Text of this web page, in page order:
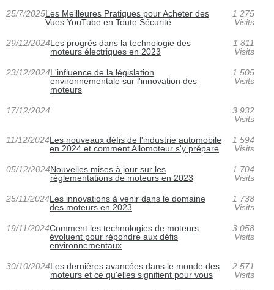
25/7/2025Les Meilleures Pratiques pour Acheter des
Vues YouTube en Toute Sécurité
1 275
Visits
29/12/2024Les progrès dans la technologie des
moteurs électriques en 2023
1 811
Visits
23/12/2024L'influence de la législation
environnementale sur l'innovation des
moteurs
1 505
Visits
17/12/2024
3 932
Visits
11/12/2024Les nouveaux défis de l'industrie automobile
en 2024 et comment Allomoteur s'y prépare
1 594
Visits
05/12/2024Nouvelles mises à jour sur les
réglementations de moteurs en 2023
1 704
Visits
25/11/2024Les innovations à venir dans le domaine
des moteurs en 2023
1 738
Visits
19/11/2024Comment les technologies de moteurs
évoluent pour répondre aux défis
environnementaux
3 058
Visits
30/10/2024Les dernières avancées dans le monde des
moteurs et ce qu'elles signifient pour vous
2 571
Visits